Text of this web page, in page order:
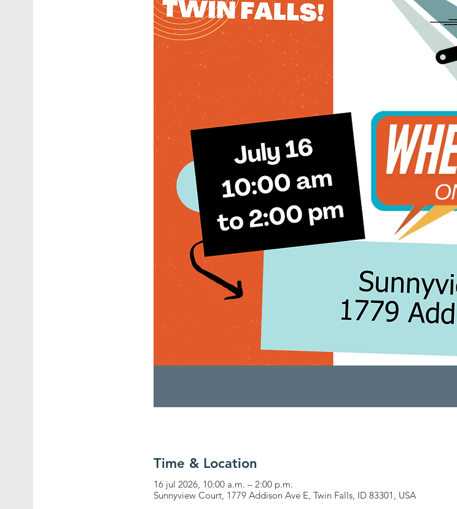
Time & Location
16 jul 2026, 10:00 a.m. – 2:00 p.m.
Sunnyview Court, 1779 Addison Ave E, Twin Falls, ID 83301, USA